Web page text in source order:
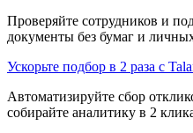
Проверяйте сотрудников и
документы без бумаг и
Ускорьте подбор в 2 раза с
Автоматизируйте сбор
собирайте аналитику в 2